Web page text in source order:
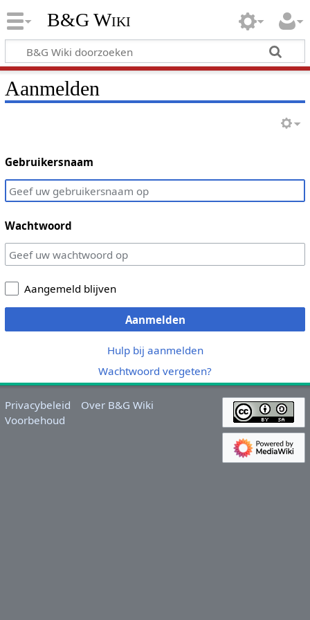
B&G Wiki
Aanmelden
Gebruikersnaam
Wachtwoord
Aangemeld blijven
Aanmelden
Hulp bij aanmelden
Wachtwoord vergeten?
Privacybeleid
Over B&G Wiki
Voorbehoud